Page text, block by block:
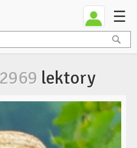
☰
2969 lektory